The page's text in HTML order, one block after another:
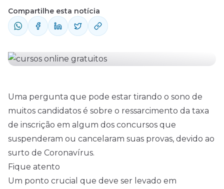
Compartilhe esta notícia
Uma pergunta que pode estar tirando o sono de
muitos candidatos é sobre o ressarcimento da taxa
de inscrição em algum dos concursos que
suspenderam ou cancelaram suas provas, devido ao
surto de Coronavírus.
Fique atento
Um ponto crucial que deve ser levado em